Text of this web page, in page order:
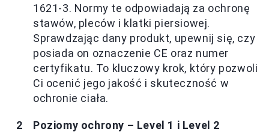
1621-3. Normy te odpowiadają za ochronę
stawów, pleców i klatki piersiowej.
Sprawdzając dany produkt, upewnij się, czy
posiada on oznaczenie CE oraz numer
certyfikatu. To kluczowy krok, który pozwoli
Ci ocenić jego jakość i skuteczność w
ochronie ciała.
Poziomy ochrony – Level 1 i Level 2